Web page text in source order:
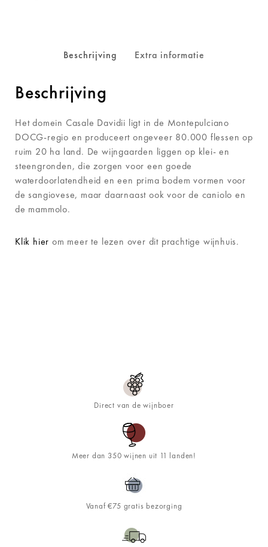
Beschrijving Extra informatie
Beschrijving
Het domein Casale Davidii ligt in de Montepulciano
DOCG-regio en produceert ongeveer 80.000 flessen op
ruim 20 ha land. De wijngaarden liggen op klei- en
steengronden, die zorgen voor een goede
waterdoorlatendheid en een prima bodem vormen voor
de sangiovese, maar daarnaast ook voor de caniolo en
de mammolo.
Klik hier om meer te lezen over dit prachtige wijnhuis.
Direct van de wijnboer
Meer dan 350 wijnen uit 11 landen!
Vanaf €75 gratis bezorging